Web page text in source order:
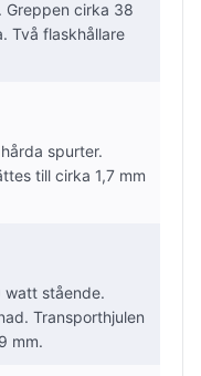
Greppen cirka 38
Två flaskhållare
spurter.
till cirka 1,7 mm
watt stående.
Transporthjulen
mm.